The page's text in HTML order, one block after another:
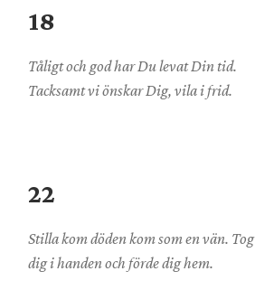
18
Tåligt och god har Du levat Din tid.
Tacksamt vi önskar Dig, vila i frid.
22
Stilla kom döden kom som en vän. Tog
dig i handen och förde dig hem.